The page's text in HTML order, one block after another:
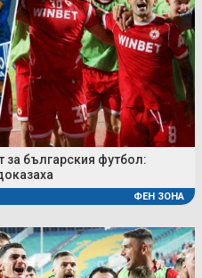
за българския футбол:
ФЕН ЗОНА